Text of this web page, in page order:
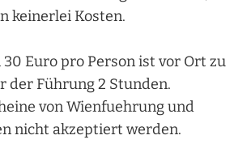
keinerlei Kosten.
30 Euro pro Person ist vor Ort zu
der Führung 2 Stunden.
von Wienfuehrung und
nicht akzeptiert werden.